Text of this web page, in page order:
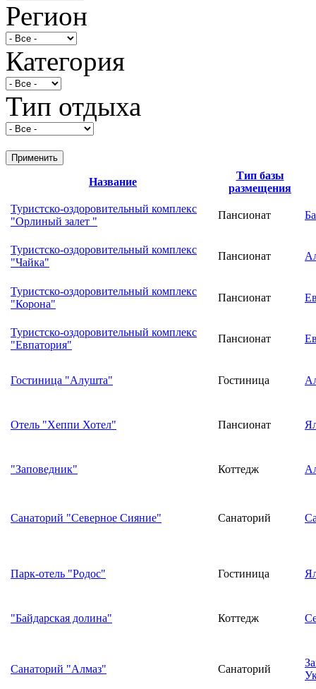
Регион
Категория
Тип отдыха
Название
Тип базы
размещения
Туристско-оздоровительный комплекс
"Орлиный залет "
Пансионат
Туристско-оздоровительный комплекс
"Чайка"
Пансионат
Туристско-оздоровительный комплекс
"Корона"
Пансионат
Туристско-оздоровительный комплекс
"Евпатория"
Пансионат
Гостиница "Алушта" Гостиница
Отель "Хеппи Хотел" Пансионат
"Заповедник" Коттедж
Санаторий "Северное Сияние" Санаторий
Парк-отель "Родос" Гостиница
"Байдарская долина" Коттедж
Санаторий "Алмаз" Санаторий